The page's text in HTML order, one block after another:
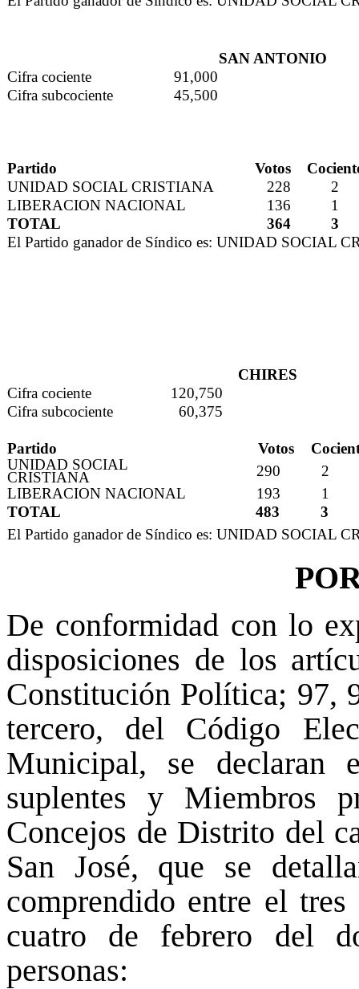
SAN ANTONIO
Cifra cociente
91,000
Cifra subcociente
45,500
Partido Votos
UNIDAD SOCIAL CRISTIANA
228
2
LIBERACION NACIONAL
136
1
TOTAL
364
3
El Partido ganador de Síndico es: UNIDAD SOCIAL
CHIRES
Cifra cociente
120,750
Cifra subcociente
60,375
Partido Votos
UNIDAD SOCIAL
CRISTIANA 290
2
LIBERACION NACIONAL
193
1
TOTAL
483
3
El Partido ganador de Síndico es: UNIDAD SOCIAL
De conformidad con lo
disposiciones de los
Constitución Política; 97,
tercero, del Código
Municipal, se declaran
suplentes y Miembros
Concejos de Distrito del
San José, que se
comprendido entre el
cuatro de febrero del
personas: